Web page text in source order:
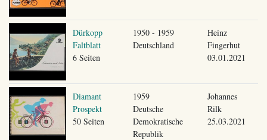
Dürkopp
Faltblatt
6 Seiten
1950 - 1959
Deutschland
Heinz
Fingerhut
03.01.2021
Diamant
Prospekt
50 Seiten
1959
Deutsche
Demokratische
Republik
Johannes
Rilk
25.03.2021